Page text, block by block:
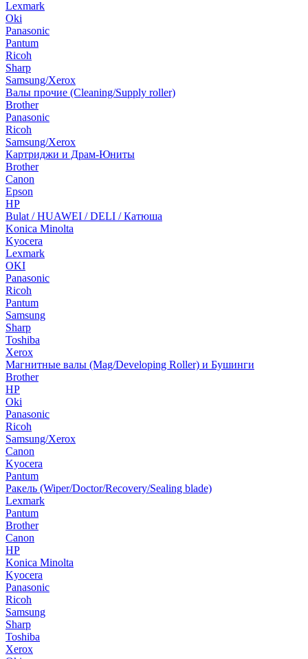
Lexmark
Oki
Panasonic
Pantum
Ricoh
Sharp
Samsung/Xerox
Валы прочие (Cleaning/Supply roller)
Brother
Panasonic
Ricoh
Samsung/Xerox
Картриджи и Драм-Юниты
Brother
Canon
Epson
HP
Bulat / HUAWEI / DELI / Катюша
Konica Minolta
Kyocera
Lexmark
OKI
Panasonic
Ricoh
Pantum
Samsung
Sharp
Toshiba
Xerox
Магнитные валы (Mag/Developing Roller) и Бушинги
Brother
HP
Oki
Panasonic
Ricoh
Samsung/Xerox
Canon
Kyocera
Pantum
Ракель (Wiper/Doctor/Recovery/Sealing blade)
Lexmark
Pantum
Brother
Canon
HP
Konica Minolta
Kyocera
Panasonic
Ricoh
Samsung
Sharp
Toshiba
Xerox